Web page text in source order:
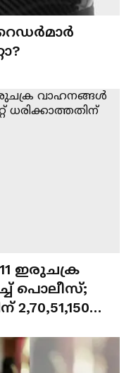
ഇരുചക്ര
പൊലീസ്;